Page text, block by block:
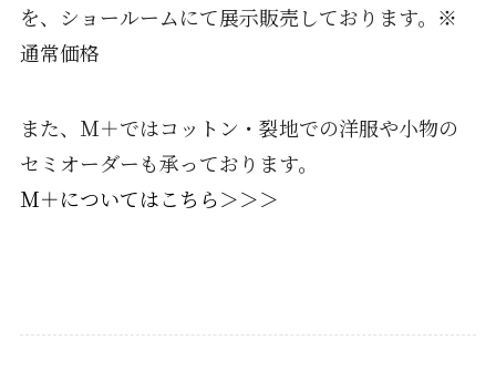
を、ショールームにて展示販売しております。※
通常価格
また、Ｍ＋ではコットン・裂地での洋服や小物の
セミオーダーも承っております。
Ｍ＋についてはこちら＞＞＞